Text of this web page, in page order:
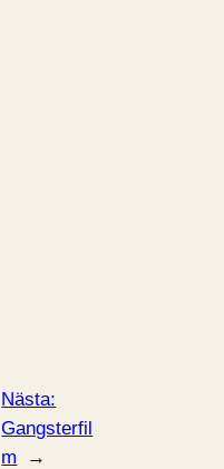
Nästa:
Gangsterfil
m
→